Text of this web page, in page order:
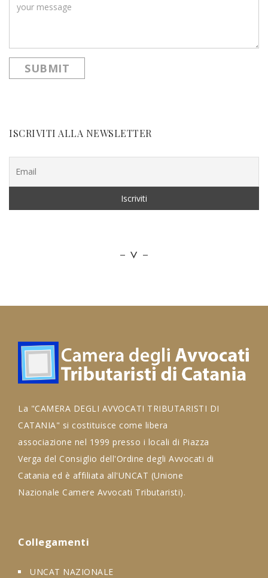
ISCRIVITI ALLA NEWSLETTER
La "CAMERA DEGLI AVVOCATI TRIBUTARISTI DI
CATANIA" si costituisce come libera
associazione nel 1999 presso i locali di Piazza
Verga del Consiglio dell'Ordine degli Avvocati di
Catania ed è affiliata all'UNCAT (Unione
Nazionale Camere Avvocati Tributaristi).
Collegamenti
UNCAT NAZIONALE